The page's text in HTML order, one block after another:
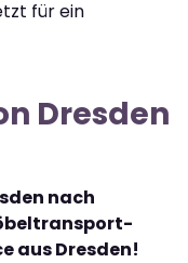
für ein
Dresden
nach
aus Dresden!